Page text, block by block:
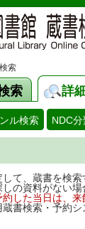
索
索 詳
ル検索 NDC
て、蔵書を検索
しの資料がない
した当日は、
書検索・予約シ